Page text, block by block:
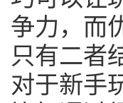
争力，而
只有二者
对于新手